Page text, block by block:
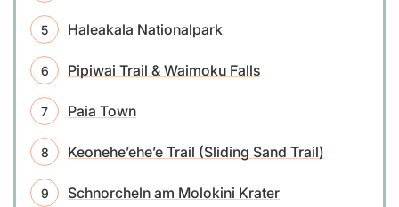
Haleakala Nationalpark
Pipiwai Trail & Waimoku Falls
Paia Town
Keonehe’ehe’e Trail (Sliding Sand Trail)
Schnorcheln am Molokini Krater